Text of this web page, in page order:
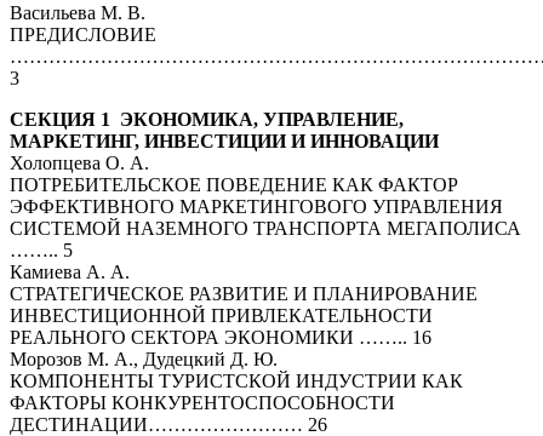
Васильева М. В.
ПРЕДИСЛОВИЕ
3
СЕКЦИЯ 1 ЭКОНОМИКА, УПРАВЛЕНИЕ,
МАРКЕТИНГ, ИНВЕСТИЦИИ И ИННОВАЦИИ
Холопцева О. А.
ПОТРЕБИТЕЛЬСКОЕ ПОВЕДЕНИЕ КАК ФАКТОР
ЭФФЕКТИВНОГО МАРКЕТИНГОВОГО УПРАВЛЕНИЯ
СИСТЕМОЙ НАЗЕМНОГО ТРАНСПОРТА МЕГАПОЛИСА
…….. 5
Камиева А. А.
СТРАТЕГИЧЕСКОЕ РАЗВИТИЕ И ПЛАНИРОВАНИЕ
ИНВЕСТИЦИОННОЙ ПРИВЛЕКАТЕЛЬНОСТИ
РЕАЛЬНОГО СЕКТОРА ЭКОНОМИКИ …….. 16
Морозов М. А., Дудецкий Д. Ю.
КОМПОНЕНТЫ ТУРИСТСКОЙ ИНДУСТРИИ КАК
ФАКТОРЫ КОНКУРЕНТОСПОСОБНОСТИ
ДЕСТИНАЦИИ…………………… 26